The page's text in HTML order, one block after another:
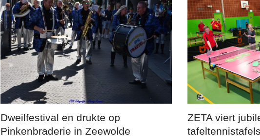
Dweilfestival en drukte op
Pinkenbraderie in Zeewolde
ZETA viert
tafeltennistafels